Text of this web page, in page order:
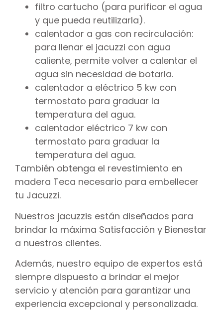
filtro cartucho (para purificar el agua
y que pueda reutilizarla).
calentador a gas con recirculación:
para llenar el jacuzzi con agua
caliente, permite volver a calentar el
agua sin necesidad de botarla.
calentador a eléctrico 5 kw con
termostato para graduar la
temperatura del agua.
calentador eléctrico 7 kw con
termostato para graduar la
temperatura del agua.
También obtenga el revestimiento en
madera Teca necesario para embellecer
tu Jacuzzi.
Nuestros jacuzzis están diseñados para
brindar la máxima Satisfacción y Bienestar
a nuestros clientes.
Además, nuestro equipo de expertos está
siempre dispuesto a brindar el mejor
servicio y atención para garantizar una
experiencia excepcional y personalizada.